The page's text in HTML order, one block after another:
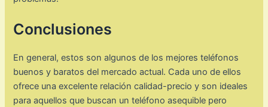
Conclusiones
En general, estos son algunos de los mejores teléfonos
buenos y baratos del mercado actual. Cada uno de ellos
ofrece una excelente relación calidad-precio y son ideales
para aquellos que buscan un teléfono asequible pero